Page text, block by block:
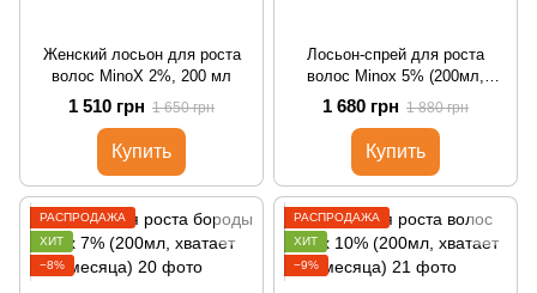
Женский лосьон для роста
волос MinoX 2%, 200 мл
1 510 грн 1 650 грн
Купить
Лосьон-спрей для роста
волос Minox 5% (200мл,
хватает на 4 месяца)
1 680 грн 1 880 грн
Купить
РАСПРОДАЖА
ХИТ
−8%
РАСПРОДАЖА
ХИТ
−9%